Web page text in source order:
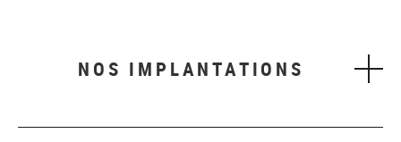
NOS IMPLANTATIONS